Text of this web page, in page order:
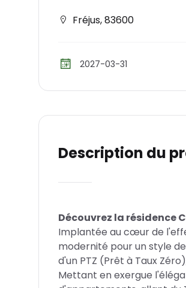
Fréjus,83600
2027-03-31
Description du
Découvrez la résidence
Implantée au cœur de
modernité pour un style
d'un PTZ (Prêt à Taux
Mettant en exergue